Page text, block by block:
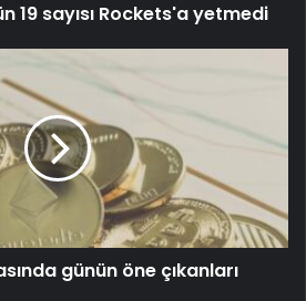
19 sayısı Rockets'a yetmedi
günün öne çıkanları